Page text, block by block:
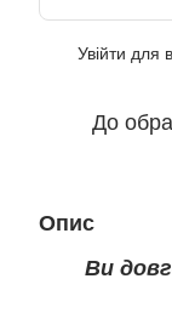
Увійти для
До
Опис
Ви